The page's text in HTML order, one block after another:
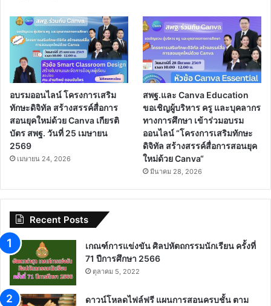
อบรมออนไลน์ โครงการเสริม
ทักษะดิจิทัล สร้างสรรค์สื่อการ
สอนยุคใหม่ด้วย Canva เกียรติ
บัตร สพฐ. วันที่ 25 เมษายน
2569
เมษายน 24, 2026
สพฐ.และ Canva Education
ขอเชิญผู้บริหาร ครู และบุคลากร
ทางการศึกษา เข้าร่วมอบรม
ออนไลน์ “โครงการเสริมทักษะ
ดิจิทัล สร้างสรรค์สื่อการสอนยุค
ใหม่ด้วย Canva“
มีนาคม 28, 2026
Recent Posts
เกณฑ์การแข่งขัน ศิลปหัตถกรรมนักเรียน ครั้งที่
71 ปีการศึกษา 2566
ตุลาคม 5, 2022
ดาวน์โหลดไฟล์ฟรี แผนการสอนครบชั้น ตาม